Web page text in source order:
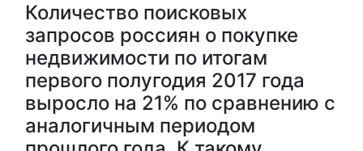
Количество поисковых
запросов россиян о покупке
недвижимости по итогам
первого полугодия 2017 года
выросло на 21% по сравнению с
аналогичным периодом